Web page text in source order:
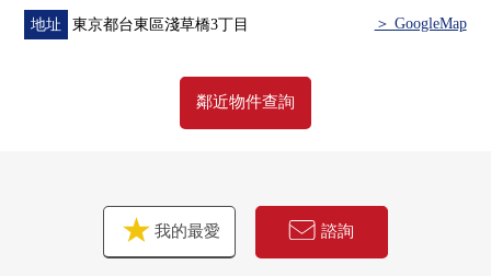
・區立藏前公園約340m(步行5分鐘)
・三井紀念醫院約760m(步行10分鐘)
・區立淺草中學約410m(步行6分鐘)
地址 東京都台東區淺草橋3丁目 ＞ GoogleMap
鄰近物件查詢
我的最愛 諮詢